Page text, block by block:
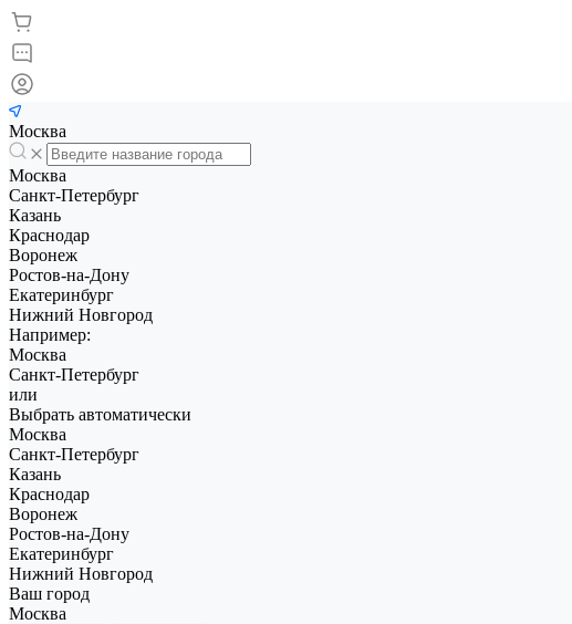
Москва
Москва
Санкт-Петербург
Казань
Краснодар
Воронеж
Ростов-на-Дону
Екатеринбург
Нижний Новгород
Например:
Москва
Санкт-Петербург
или
Выбрать автоматически
Москва
Санкт-Петербург
Казань
Краснодар
Воронеж
Ростов-на-Дону
Екатеринбург
Нижний Новгород
Ваш город
Москва